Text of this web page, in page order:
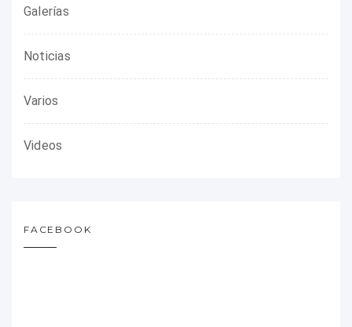
Galerías
Noticias
Varios
Videos
FACEBOOK